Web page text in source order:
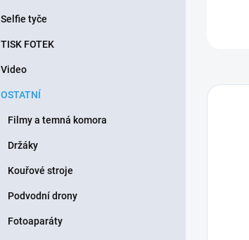
Selfie tyče
TISK FOTEK
Video
OSTATNÍ
Filmy a temná komora
Držáky
Kouřové stroje
Podvodní drony
Fotoaparáty